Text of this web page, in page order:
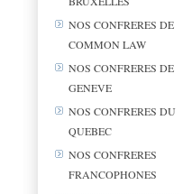
NOS CONFRERES DE
COMMON LAW
NOS CONFRERES DE
GENEVE
NOS CONFRERES DU
QUEBEC
NOS CONFRERES
FRANCOPHONES